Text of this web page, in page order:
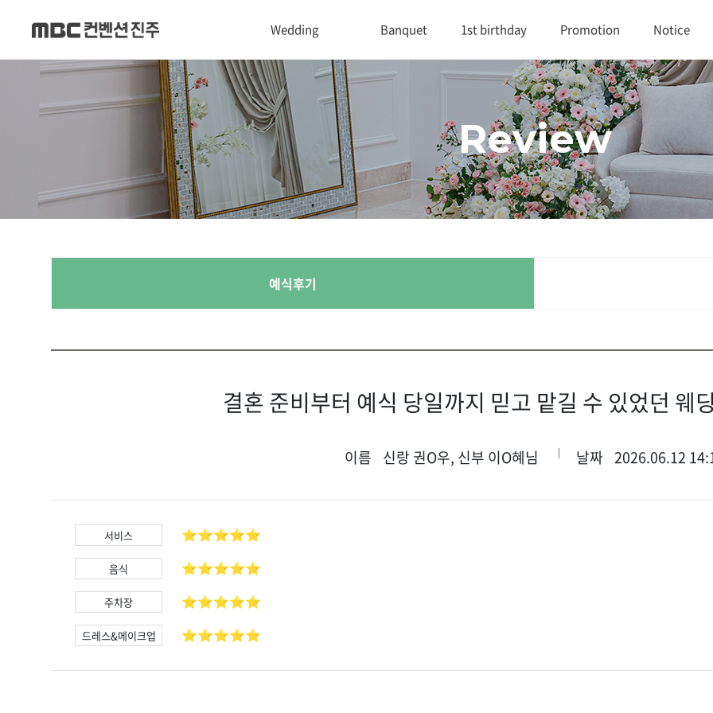
Wedding
1관 Convention hall
2관 Castle hall
3관 Chapel hall
Dress & Makeup shop
Banquet
연회실적
Buffet
1st birthday
1st birthday
Promotion
Promotion
Notice
Notice
Review
예식후기
결혼 준비부터 예식 당일까지 믿고 맡길 수 있었던 웨
이름 신랑 권O우, 신부 이O혜님 날짜 2026.06.12
서비스 ⭐️⭐️⭐️⭐️⭐️
음식 ⭐️⭐️⭐️⭐️⭐️
주차장 ⭐️⭐️⭐️⭐️⭐️
드레스&메이크업 ⭐️⭐️⭐️⭐️⭐️